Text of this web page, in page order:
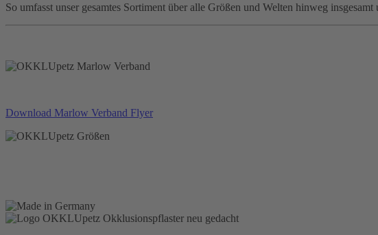
So umfasst unser gesamtes Sortiment über alle Größen und Welten hinweg
Download Marlow Verband Flyer